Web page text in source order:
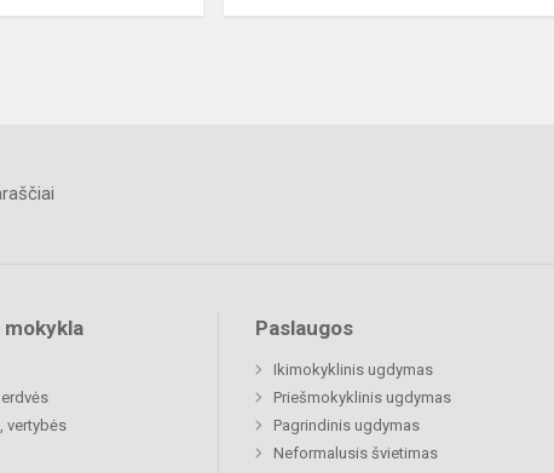
mokykla
vertybės
Paslaugos
Ikimokyklinis ugdymas
Priešmokyklinis ugdymas
Pagrindinis ugdymas
Neformalusis švietimas